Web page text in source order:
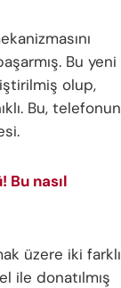
Bu yeni
olup,
Bu, telefonun
Bu nasıl
üzere iki farklı
ile donatılmış